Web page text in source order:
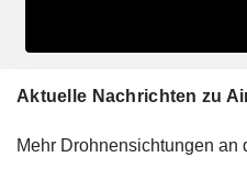
Aktuelle Nachrichten zu
Mehr Drohnensichtungen an